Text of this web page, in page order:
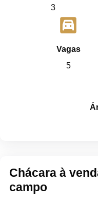
3
garage
Vagas
5
Chácara à
campo